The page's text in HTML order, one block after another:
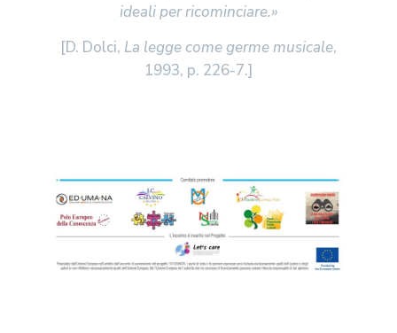
ideali per ricominciare.»
[D. Dolci, La legge come germe musicale,
1993, p. 226-7.]